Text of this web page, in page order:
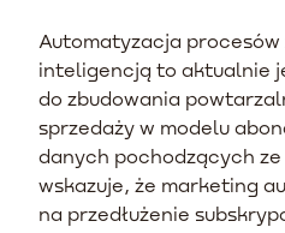
Automatyzacja procesów
inteligencją to aktualnie
do zbudowania
sprzedaży w modelu
danych pochodzących
wskazuje, że marketing
na przedłużenie